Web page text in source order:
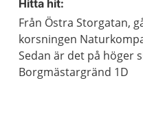
Hitta hit:
Från Östra Storgatan,
korsningen
Sedan är det på höger
Borgmästargränd 1D